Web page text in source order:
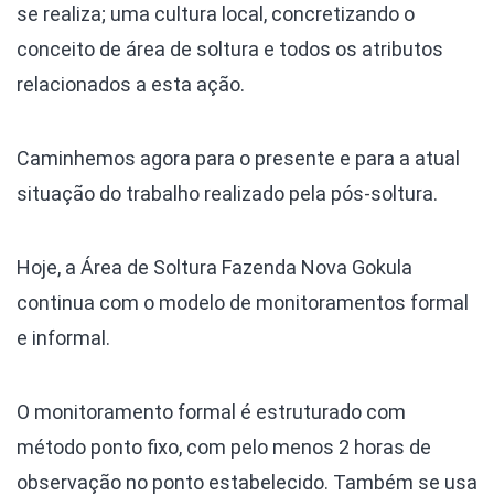
se realiza; uma cultura local, concretizando o
conceito de área de soltura e todos os atributos
relacionados a esta ação.
Caminhemos agora para o presente e para a atual
situação do trabalho realizado pela pós-soltura.
Hoje, a Área de Soltura Fazenda Nova Gokula
continua com o modelo de monitoramentos formal
e informal.
O monitoramento formal é estruturado com
método ponto fixo, com pelo menos 2 horas de
observação no ponto estabelecido. Também se usa